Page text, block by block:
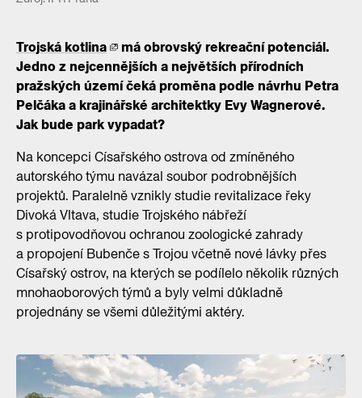
Trojská kotlina
má obrovský rekreační potenciál.
Jedno z nejcennějších a největších přírodních
pražských území čeká proměna podle návrhu Petra
Pelčáka a krajinářské architektky Evy Wagnerové.
Jak bude park vypadat?
Na koncepci Císařského ostrova od zmíněného
autorského týmu navázal soubor podrobnějších
projektů. Paralelně vznikly studie revitalizace řeky
Divoká Vltava, studie Trojského nábřeží
s protipovodňovou ochranou zoologické zahrady
a propojení Bubenče s Trojou včetně nové lávky přes
Císařský ostrov, na kterých se podílelo několik různých
mnohaoborových týmů a byly velmi důkladně
projednány se všemi důležitými aktéry.